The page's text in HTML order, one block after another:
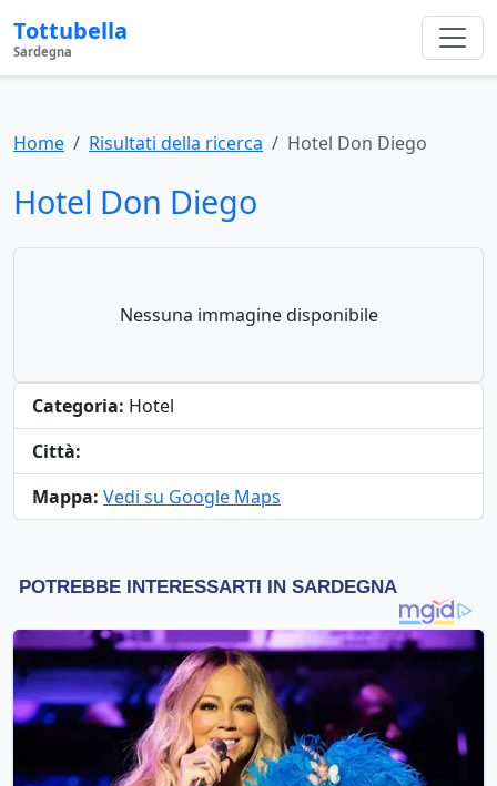
Tottubella
Sardegna
Home Risultati della ricerca Hotel Don Diego
Hotel Don Diego
Nessuna immagine disponibile
Categoria: Hotel
Città:
Mappa: Vedi su Google Maps